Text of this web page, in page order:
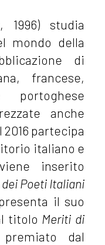
1996) studia
mondo della
di
francese,
anche
2016 partecipa
italiano e
inserito
Poeti Italiani
il suo
titolo Meriti di
dal